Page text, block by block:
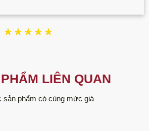
LIÊN QUAN
sản phẩm có cùng mức giá